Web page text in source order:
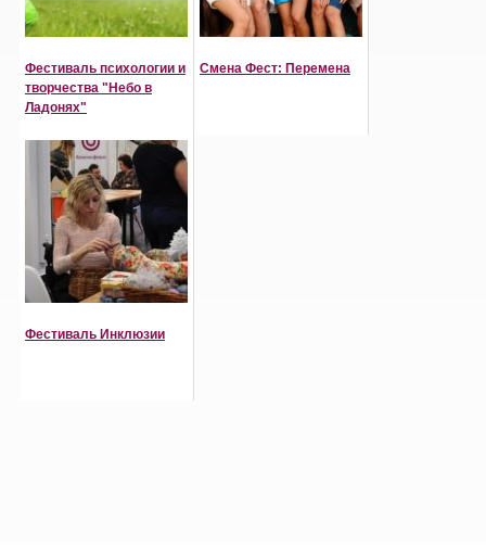
Фестиваль психологии и
творчества "Небо в
Ладонях"
Смена Фест: Перемена
Фестиваль Инклюзии